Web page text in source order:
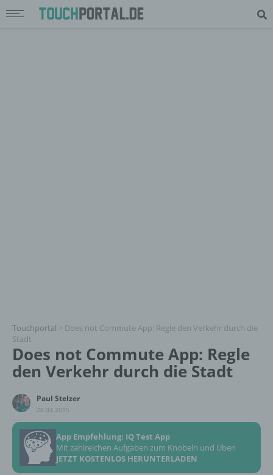
Touchportal > Does not Commute App: Regle den Verkehr durch die
Stadt
Does not Commute App: Regle
den Verkehr durch die Stadt
Paul Stelzer
28.04.2015
App Empfehlung: IQ Test App
Mit zahlreichen Aufgaben zum Knobeln und Üben
JETZT KOSTENLOS HERUNTERLADEN